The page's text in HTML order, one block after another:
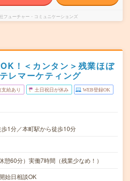
フューチャー・コミュニケーションズ
！＜カンタン＞残業ほぼ
レマーケティング
給あり 土日祝日が休み WEB登録OK
1分／本町駅から徒歩10分
憩60分）実働7時間（残業少なめ！）
始日相談OK